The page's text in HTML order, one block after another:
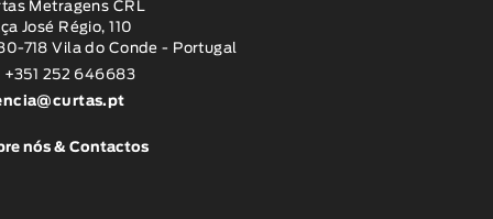
Metragens CRL
José Régio, 110
718 Vila do Conde - Portugal
+351 252 646683
nós & Contactos